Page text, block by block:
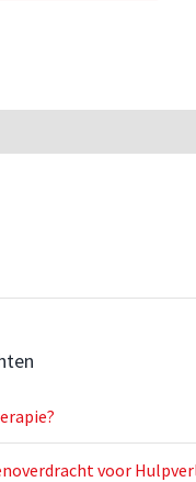
voor